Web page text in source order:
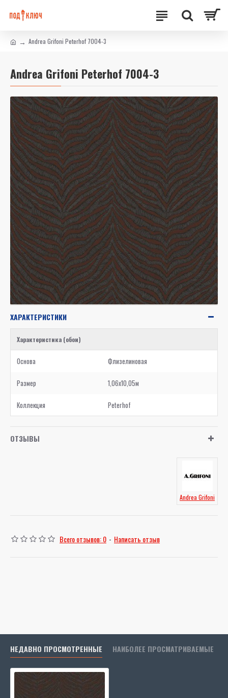
Andrea Grifoni Peterhof 7004-3
Andrea Grifoni Peterhof 7004-3
ХАРАКТЕРИСТИКИ
Характеристика (обои)
Основа Флизелиновая
Размер 1,06x10,05м
Коллекция Peterhof
ОТЗЫВЫ
Andrea Grifoni
Всего отзывов: 0 - Написать отзыв
НЕДАВНО ПРОСМОТРЕННЫЕ НАИБОЛЕЕ ПРОСМАТРИВАЕМЫЕ